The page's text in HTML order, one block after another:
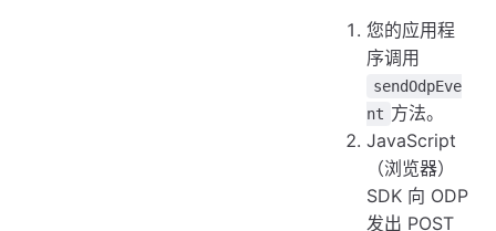
您的应用程
序调用
sendOdpEve
nt 方法。
JavaScript
（浏览器）
SDK 向 ODP
发出 POST